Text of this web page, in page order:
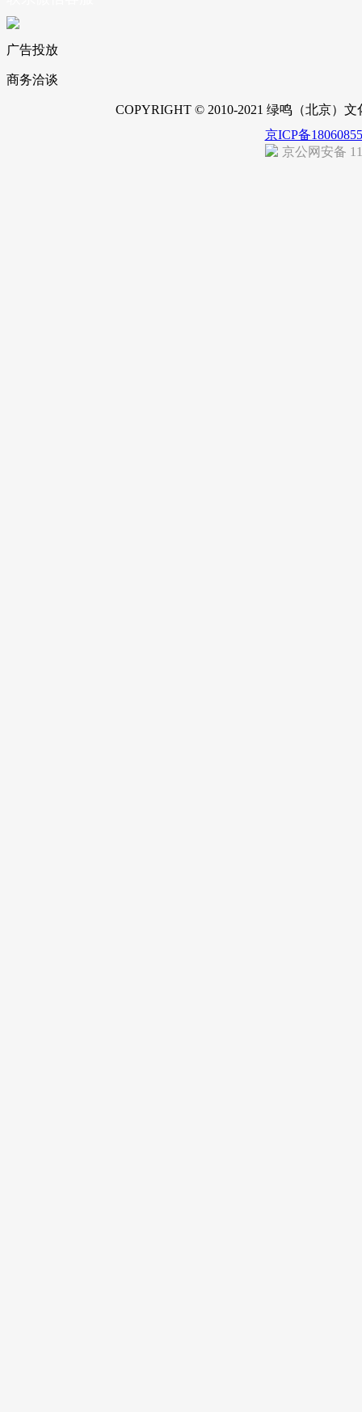
广告投放
商务洽谈
COPYRIGHT © 2010-2021 绿鸣（北京）
京ICP备
京公网安备